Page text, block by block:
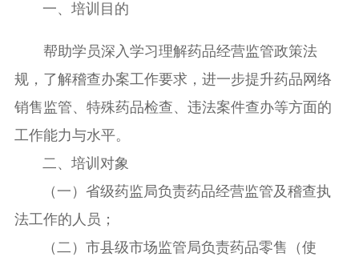
一、 培训目的
帮助学员深入学习理解药品经营监管政策法
规，了解稽查办案工作要求 ，进一步提升药品网络
销售监管、 特殊药品检查、 违法案件查办等方面的
工作能力与水平。
二、培训对象
（一）省级药监局负责药品经营监管及稽查执
法工作的人员；
（二）市县级市场监管局负责药品零售（使